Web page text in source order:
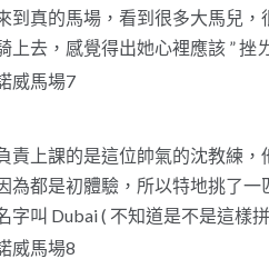
到真的馬場，看到很多大馬兒，
上去，感覺得出她心裡應該 ” 挫
責上課的是這位帥氣的沈教練
為都是初體驗，所以特地挑了
字叫 Dubai ( 不知道是不是這樣